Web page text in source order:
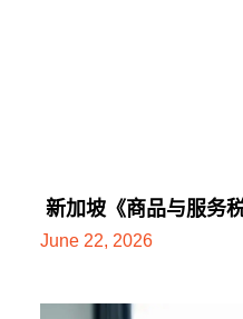
新加坡《商品与服务
June 22, 2026